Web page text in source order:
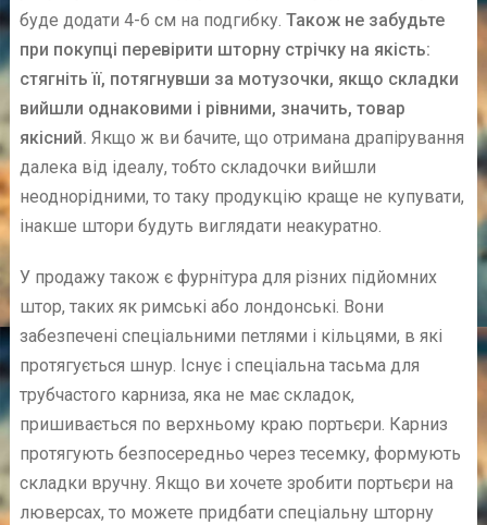
буде додати 4-6 см на подгибку. Також не забудьте
при покупці перевірити шторну стрічку на якість:
стягніть її, потягнувши за мотузочки, якщо складки
вийшли однаковими і рівними, значить, товар
якісний. Якщо ж ви бачите, що отримана драпірування
далека від ідеалу, тобто складочки вийшли
неоднорідними, то таку продукцію краще не купувати,
інакше штори будуть виглядати неакуратно.
У продажу також є фурнітура для різних підйомних
штор, таких як римські або лондонські. Вони
забезпечені спеціальними петлями і кільцями, в які
протягується шнур. Існує і спеціальна тасьма для
трубчастого карниза, яка не має складок,
пришивається по верхньому краю портьєри. Карниз
протягують безпосередньо через тесемку, формують
складки вручну. Якщо ви хочете зробити портьєри на
люверсах, то можете придбати спеціальну шторну